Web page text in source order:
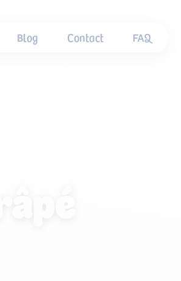
Blog Contact FAQ